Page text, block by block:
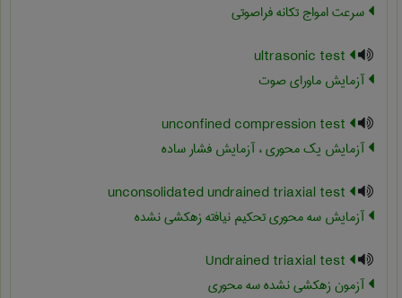
سرعت امواج تکانه فراصوتی
آزمایش ماورای صوت
آزمایش یک محوری ، آزمایش فشار ساده
آزمایش سه محوری تحکیم نیافته زهکشی ‏نشده
آزمون زهکشی نشده سه محوری